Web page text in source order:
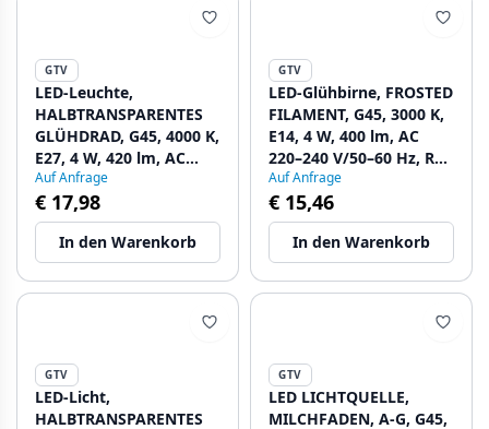
GTV
LED-Leuchte,
HALBTRANSPARENTES
GLÜHDRAD, G45, 4000 K,
E27, 4 W, 420 lm, AC
220–240 V/50–60 Hz, RA
> 80, 360° 1208962777 -
Set mit 5
Auf Anfrage
€ 17,98
In den Warenkorb
GTV
LED-Glühbirne, FROSTED
FILAMENT, G45, 3000 K,
E14, 4 W, 400 lm, AC
220–240 V/50–60 Hz, RA
> 80, 360° 1208962778 -
Set mit 4
Auf Anfrage
€ 15,46
In den Warenkorb
GTV
LED-Licht,
HALBTRANSPARENTES
GTV
LED LICHTQUELLE,
MILCHFADEN, A-G, G45,